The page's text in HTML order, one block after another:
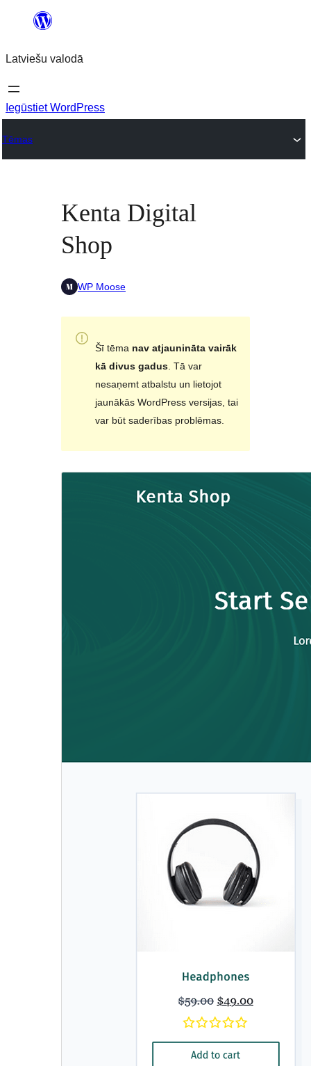
Pāriet
saturu
Latviešu valodā
Iegūstiet WordPress
Tēmas
Kenta Digital
Shop
WP Moose
Šī tēma nav atjaunināta vairāk
kā divus gadus. Tā var
nesaņemt atbalstu un lietojot
jaunākās WordPress versijas, tai
var būt saderības problēmas.